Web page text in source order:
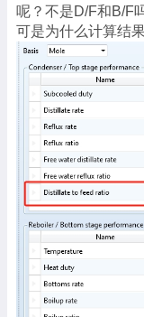
呢？不是D/F和B/F
可是为什么计算结